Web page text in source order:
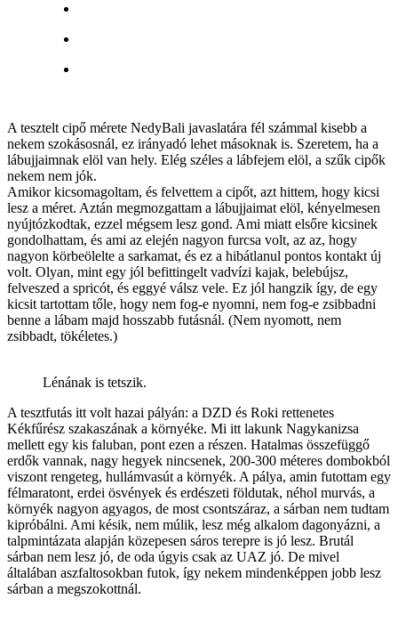
A tesztelt cipő mérete NedyBali javaslatára fél számmal kisebb a
nekem szokásosnál, ez irányadó lehet másoknak is. Szeretem, ha a
lábujjaimnak elöl van hely. Elég széles a lábfejem elöl, a szűk cipők
nekem nem jók.
Amikor kicsomagoltam, és felvettem a cipőt, azt hittem, hogy kicsi
lesz a méret. Aztán megmozgattam a lábujjaimat elöl, kényelmesen
nyújtózkodtak, ezzel mégsem lesz gond. Ami miatt elsőre kicsinek
gondolhattam, és ami az elején nagyon furcsa volt, az az, hogy
nagyon körbeölelte a sarkamat, és ez a hibátlanul pontos kontakt új
volt. Olyan, mint egy jól befittingelt vadvízi kajak, belebújsz,
felveszed a spricót, és eggyé válsz vele. Ez jól hangzik így, de egy
kicsit tartottam tőle, hogy nem fog-e nyomni, nem fog-e zsibbadni
benne a lábam majd hosszabb futásnál. (Nem nyomott, nem
zsibbadt, tökéletes.)
Lénának is tetszik.
A tesztfutás itt volt hazai pályán: a DZD és Roki rettenetes
Kékfűrész szakaszának a környéke. Mi itt lakunk Nagykanizsa
mellett egy kis faluban, pont ezen a részen. Hatalmas összefüggő
erdők vannak, nagy hegyek nincsenek, 200-300 méteres dombokból
viszont rengeteg, hullámvasút a környék. A pálya, amin futottam egy
félmaratont, erdei ösvények és erdészeti földutak, néhol murvás, a
környék nagyon agyagos, de most csontszáraz, a sárban nem tudtam
kipróbálni. Ami késik, nem múlik, lesz még alkalom dagonyázni, a
talpmintázata alapján közepesen sáros terepre is jó lesz. Brutál
sárban nem lesz jó, de oda úgyis csak az UAZ jó. De mivel
általában aszfaltosokban futok, így nekem mindenképpen jobb lesz
sárban a megszokottnál.